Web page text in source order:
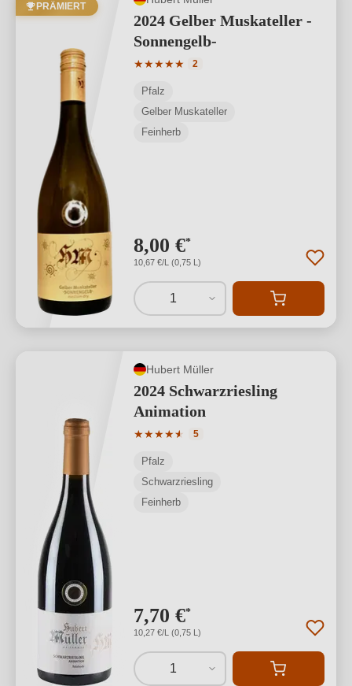
PRÄMIERT
2024 Gelber Muskateller -
Sonnengelb-
★★★★★
Durchschnittliche Bewertung von 5
2
Pfalz
Gelber Muskateller
Feinherb
8,00 €*
10,67 €/L (0,75 L)
1
Hubert Müller
2024 Schwarzriesling
Animation
★★★★★
★
Durchschnittliche Bewertung von 4.8
5
Pfalz
Schwarzriesling
Feinherb
7,70 €*
10,27 €/L (0,75 L)
1